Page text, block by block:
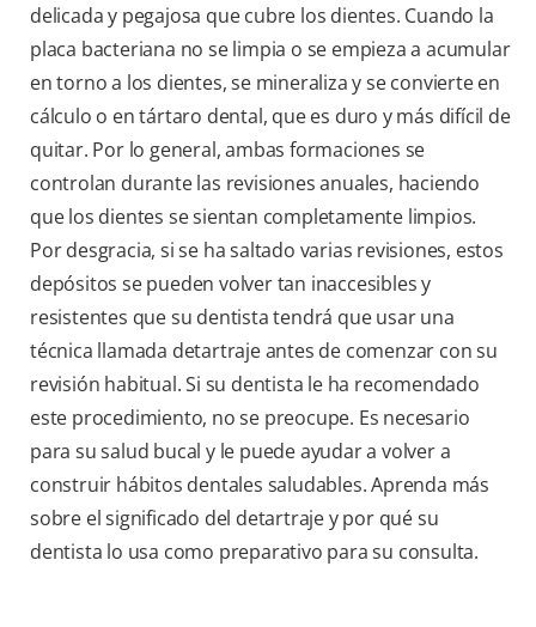
delicada y pegajosa que cubre los dientes. Cuando la
placa bacteriana no se limpia o se empieza a acumular
en torno a los dientes, se mineraliza y se convierte en
cálculo o en tártaro dental, que es duro y más difícil de
quitar. Por lo general, ambas formaciones se
controlan durante las revisiones anuales, haciendo
que los dientes se sientan completamente limpios.
Por desgracia, si se ha saltado varias revisiones, estos
depósitos se pueden volver tan inaccesibles y
resistentes que su dentista tendrá que usar una
técnica llamada detartraje antes de comenzar con su
revisión habitual. Si su dentista le ha recomendado
este procedimiento, no se preocupe. Es necesario
para su salud bucal y le puede ayudar a volver a
construir hábitos dentales saludables. Aprenda más
sobre el significado del detartraje y por qué su
dentista lo usa como preparativo para su consulta.